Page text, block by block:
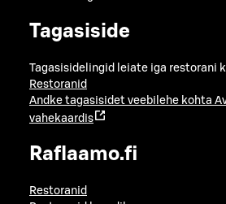
Tagasiside
Tagasisidelingid leiate iga restorani
Restoranid
Andke tagasisidet veebilehe kohta
vahekaardis
Raflaamo.fi
Restoranid